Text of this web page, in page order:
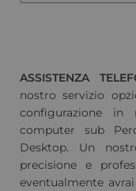
ASSISTENZA
nostro servizio
configurazione
computer sub
Desktop. Un
precisione e
eventualmente